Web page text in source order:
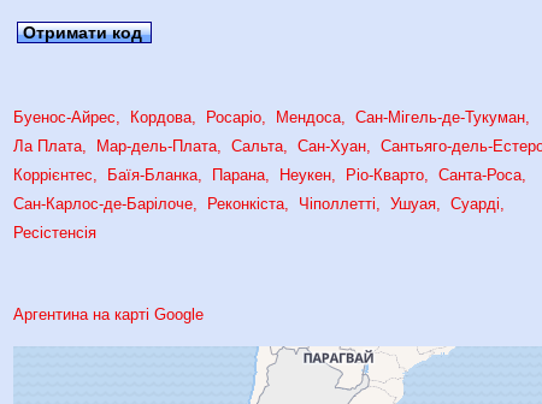
Отримати код
Буенос-Айрес Кордова Росаріо Мендоса
Сан-Мігель-де-Тукуман
Ла Плата
Мар-дель-Плата Сальта Сан-Хуан
Сантьяго-дель-
Коррієнтес
Баїя-Бланка Парана Неукен Ріо-Кварто
Санта-Роса
Сан-Карлос-де-Барілоче
Реконкіста Чіполлетті Ушуая
Суарді
Ресістенсія
Аргентина на карті Google